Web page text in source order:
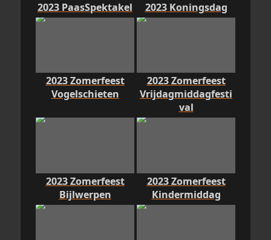
2023 PaasSpektakel 2023 Koningsdag
2023 Zomerfeest
Vogelschieten
2023 Zomerfeest
Vrijdagmiddagfesti
val
2023 Zomerfeest
Bijlwerpen
2023 Zomerfeest
Kindermiddag